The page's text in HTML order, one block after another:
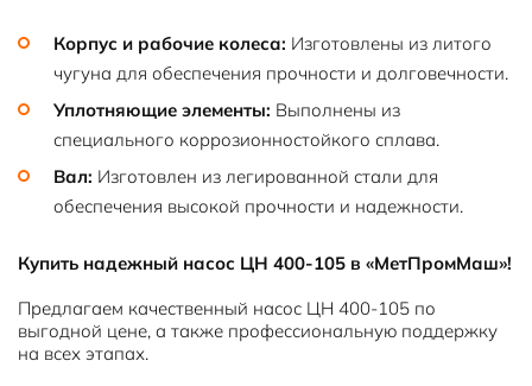
Корпус и рабочие колеса: Изготовлены из литого
чугуна для обеспечения прочности и долговечности.
Уплотняющие элементы: Выполнены из
специального коррозионностойкого сплава.
Вал: Изготовлен из легированной стали для
обеспечения высокой прочности и надежности.
Купить надежный насос ЦН 400-105 в «МетПромМаш»!
Предлагаем качественный насос ЦН 400-105 по
выгодной цене, а также профессиональную поддержку
на всех этапах.